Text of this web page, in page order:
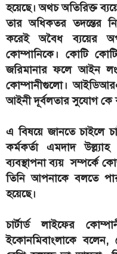
হয়েছে। অথচ অতিরিক্ত
তার অধিকতর তদন্তের
করেই অবৈধ ব্যয়ের
কোম্পানিকে। কোটি
জরিমানার ফলে আইন
কোম্পানীগুলো।
আইনী দূর্বলতার সুযোগ কে
এ বিষয়ে জানতে চাইলে
কর্মকর্তা এমদাদ
ব্যবস্থাপনা ব্যয় সম্পর্কে
তিনি আপনাকে বলতে
হয়েছে।
চার্টার্ড লাইফের
ইকোনমিবাংলাকে বলেন,